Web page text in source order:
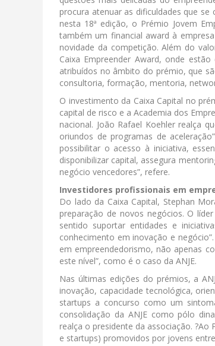
procura atenuar as dificuldades que
nesta 18ª edição, o Prémio Jovem
também um financial award à
novidade da competição. Além do
Caixa Empreender Award, onde
atribuídos no âmbito do prémio, que
consultoria, formação, mentoria,
O investimento da Caixa Capital no
capital de risco e a Academia dos
nacional. João Rafael Koehler realça
oriundos de programas de
possibilitar o acesso à iniciativa,
disponibilizar capital, assegura
negócio vencedores”, refere.
Investidores profissionais em
Do lado da Caixa Capital, Stephan
preparação de novos negócios. O
sentido suportar entidades e
conhecimento em inovação e
em empreendedorismo, não apenas
este nível”, como é o caso da ANJE.
Nas últimas edições do prémios, a
inovação, capacidade tecnológica,
startups a concurso como um
consolidação da ANJE como pólo
realça o presidente da associação.
e startups) promovidos por jovens